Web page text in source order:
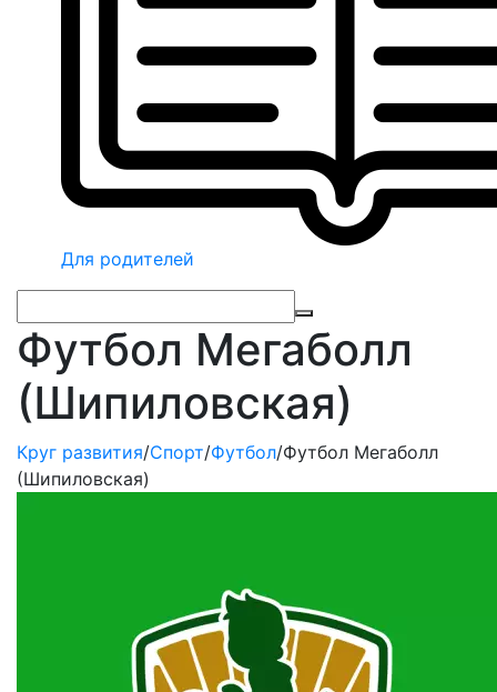
Для родителей
Футбол Мегаболл
(Шипиловская)
Круг развития/Спорт/Футбол/Футбол Мегаболл
(Шипиловская)